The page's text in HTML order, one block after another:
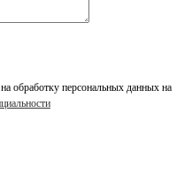
обработку персональных данных на